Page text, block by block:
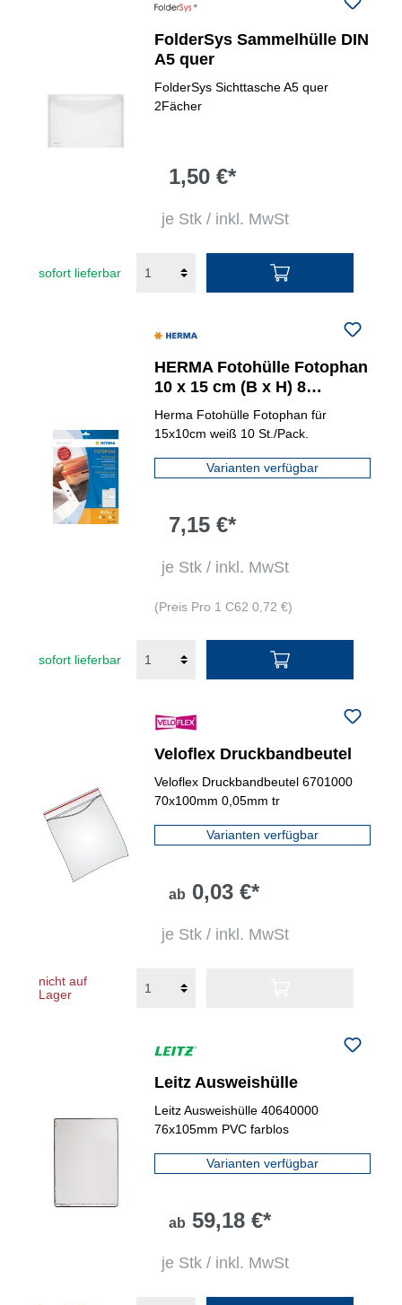
FolderSys Sammelhülle DIN
A5 quer
FolderSys Sichttasche A5 quer
2Fächer
1,50 €*
je Stk / inkl. MwSt
sofort lieferbar
HERMA Fotohülle Fotophan
10 x 15 cm (B x H) 8
Fotos/Hülle
Herma Fotohülle Fotophan für
15x10cm weiß 10 St./Pack.
Varianten verfügbar
7,15 €*
je Stk / inkl. MwSt
(Preis Pro 1 C62 0,72 €)
sofort lieferbar
Veloflex Druckbandbeutel
Veloflex Druckbandbeutel 6701000
70x100mm 0,05mm tr
Varianten verfügbar
ab 0,03 €*
je Stk / inkl. MwSt
nicht auf
Lager
Leitz Ausweishülle
Leitz Ausweishülle 40640000
76x105mm PVC farblos
Varianten verfügbar
ab 59,18 €*
je Stk / inkl. MwSt